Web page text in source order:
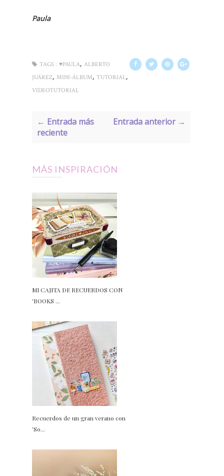
Paula
TAGS : ♥PAULA, ALBERTO
JUÁREZ, MINI-ÁLBUM, TUTORIAL,
VIDEOTUTORIAL
← Entrada más
reciente
Entrada anterior →
MÁS INSPIRACIÓN
MI CAJITA DE RECUERDOS CON
'BOOKS ...
Recuerdos de un gran verano con
'So...